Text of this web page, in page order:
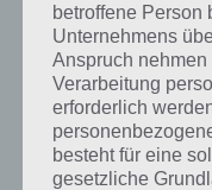
betroffene Person
Unternehmens
Anspruch
Verarbeitung
erforderlich
besteht für eine
gesetzliche